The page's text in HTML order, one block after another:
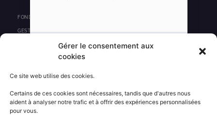
Gérer le consentement aux
cookies
Ce site web utilise des cookies.
Certains de ces cookies sont nécessaires, tandis que d'autres nous
aident à analyser notre trafic et à offrir des expériences personnalisées
pour vous.
e
d
FONDS
GESTION DE PORTEFEUILLE
PRIVATE EQUITY
CONTACT
INFORMATIONS RÉGLEMENTAIRES